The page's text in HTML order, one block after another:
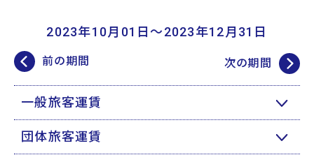
前の期間
2023年10月01日〜2023年12月31日
次の期間
一般旅客運賃
団体旅客運賃